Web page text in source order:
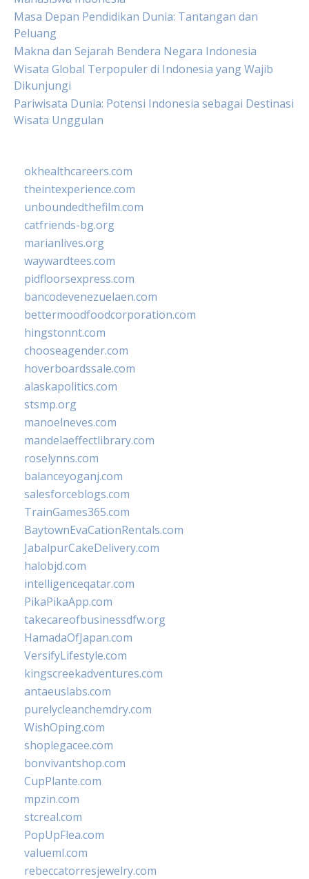
Masa Depan Pendidikan Dunia: Tantangan dan
Peluang
Makna dan Sejarah Bendera Negara Indonesia
Wisata Global Terpopuler di Indonesia yang Wajib
Dikunjungi
Pariwisata Dunia: Potensi Indonesia sebagai Destinasi
Wisata Unggulan
okhealthcareers.com
theintexperience.com
unboundedthefilm.com
catfriends-bg.org
marianlives.org
waywardtees.com
pidfloorsexpress.com
bancodevenezuelaen.com
bettermoodfoodcorporation.com
hingstonnt.com
chooseagender.com
hoverboardssale.com
alaskapolitics.com
stsmp.org
manoelneves.com
mandelaeffectlibrary.com
roselynns.com
balanceyoganj.com
salesforceblogs.com
TrainGames365.com
BaytownEvaCationRentals.com
JabalpurCakeDelivery.com
halobjd.com
intelligenceqatar.com
PikaPikaApp.com
takecareofbusinessdfw.org
HamadaOfJapan.com
VersifyLifestyle.com
kingscreekadventures.com
antaeuslabs.com
purelycleanchemdry.com
WishOping.com
shoplegacee.com
bonvivantshop.com
CupPlante.com
mpzin.com
stcreal.com
PopUpFlea.com
valueml.com
rebeccatorresjewelry.com